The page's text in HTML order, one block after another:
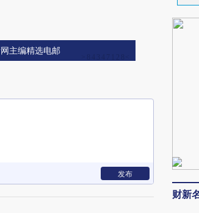
主编精选电邮
发布
财新